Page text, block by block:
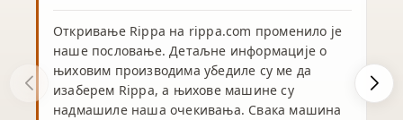
Откривање Rippa на rippa.com променило је
наше пословање. Детаљне информације о
њиховим производима убедиле су ме да
изаберем Rippa, а њихове машине су
надмашиле наша очекивања. Свака машина